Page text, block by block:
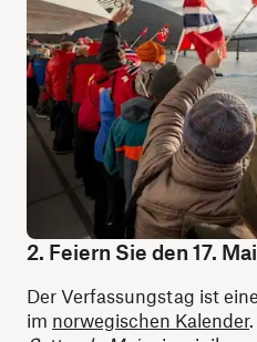
2. Feiern Sie den 17. Mai
Der Verfassungstag ist
im norwegischen Kalender